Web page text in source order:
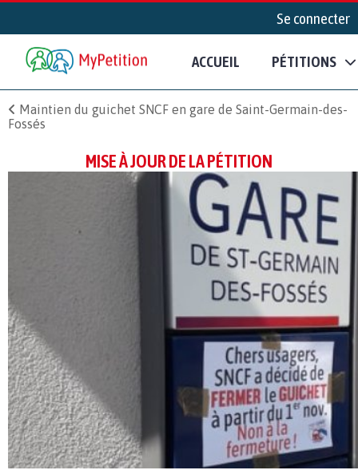
Se connecter
ACCUEIL PÉTITIONS
Maintien du guichet SNCF en gare de Saint-Germain-des-
Fossés
MISE À JOUR DE LA PÉTITION